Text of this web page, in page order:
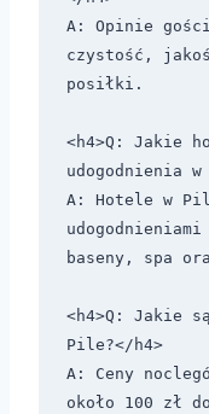
A: Opinie
czystość,
posiłki.
<h4>Q: Jakie
udogodnienia
A: Hotele w
baseny, spa
<h4>Q: Jakie
Pile?</h4>
A: Ceny
około 100 zł